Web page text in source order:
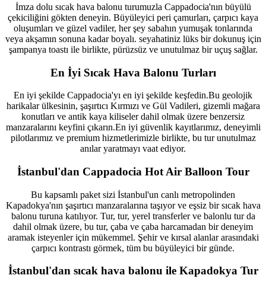
İmza dolu sıcak hava balonu turumuzla Cappadocia'nın büyülü
çekiciliğini gökten deneyin. Büyüleyici peri çamurları, çarpıcı kaya
oluşumları ve güzel vadiler, her şey sabahın yumuşak tonlarında
veya akşamın sonuna kadar boyalı. seyahatiniz lüks bir dokunuş için
şampanya toastı ile birlikte, pürüzsüz ve unutulmaz bir uçuş sağlar.
En İyi Sıcak Hava Balonu Turları
En iyi şekilde Cappadocia'yı en iyi şekilde keşfedin.Bu geolojik
harikalar ülkesinin, şaşırtıcı Kırmızı ve Gül Vadileri, gizemli mağara
konutları ve antik kaya kiliseler dahil olmak üzere benzersiz
manzaralarını keyfini çıkarın.En iyi güvenlik kayıtlarımız, deneyimli
pilotlarımız ve premium hizmetlerimizle birlikte, bu tur unutulmaz
anılar yaratmayı vaat ediyor.
İstanbul'dan Cappadocia Hot Air Balloon Tour
Bu kapsamlı paket sizi İstanbul'un canlı metropolinden
Kapadokya'nın şaşırtıcı manzaralarına taşıyor ve eşsiz bir sıcak hava
balonu turuna katılıyor. Tur, tur, yerel transferler ve balonlu tur da
dahil olmak üzere, bu tur, çaba ve çaba harcamadan bir deneyim
aramak isteyenler için mükemmel. Şehir ve kırsal alanlar arasındaki
çarpıcı kontrastı görmek, tüm bu büyüleyici bir günde.
İstanbul'dan sıcak hava balonu ile Kapadokya Tur